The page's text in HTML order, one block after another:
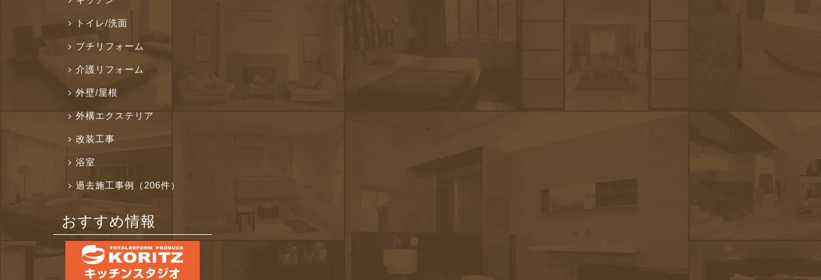
トイレ/洗面
プチリフォーム
介護リフォーム
外壁/屋根
外構エクステリア
改装工事
浴室
過去施工事例（206件）
おすすめ情報